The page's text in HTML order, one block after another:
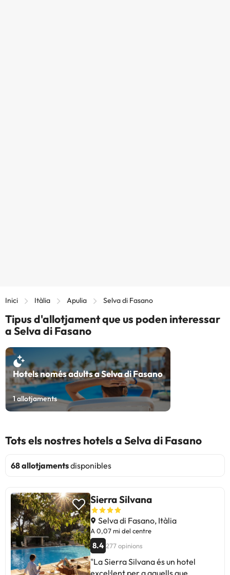
Inici Itàlia Apulia Selva di Fasano
Tipus d'allotjament que us poden interessar
a Selva di Fasano
Hotels només adults a Selva di Fasano
1allotjaments
Tots els nostres hotels a Selva di Fasano
68 allotjamentsdisponibles
Sierra Silvana
Selva di Fasano, Itàlia
A 0,07 mi del centre
8.4 277 opinions
"La Sierra Silvana és un hotel
excel·lent per a aquells que